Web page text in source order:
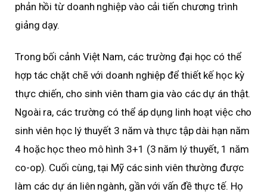
phản hồi từ doanh nghiệp vào cải tiến chương trình
giảng dạy.
Trong bối cảnh Việt Nam, các trường đại học có thể
hợp tác chặt chẽ với doanh nghiệp để thiết kế học kỳ
thực chiến, cho sinh viên tham gia vào các dự án thật.
Ngoài ra, các trường có thể áp dụng linh hoạt việc cho
sinh viên học lý thuyết 3 năm và thực tập dài hạn năm
4 hoặc học theo mô hình 3+1 (3 năm lý thuyết, 1 năm
co-op). Cuối cùng, tại Mỹ các sinh viên thường được
làm các dự án liên ngành, gần với vấn đề thực tế. Họ